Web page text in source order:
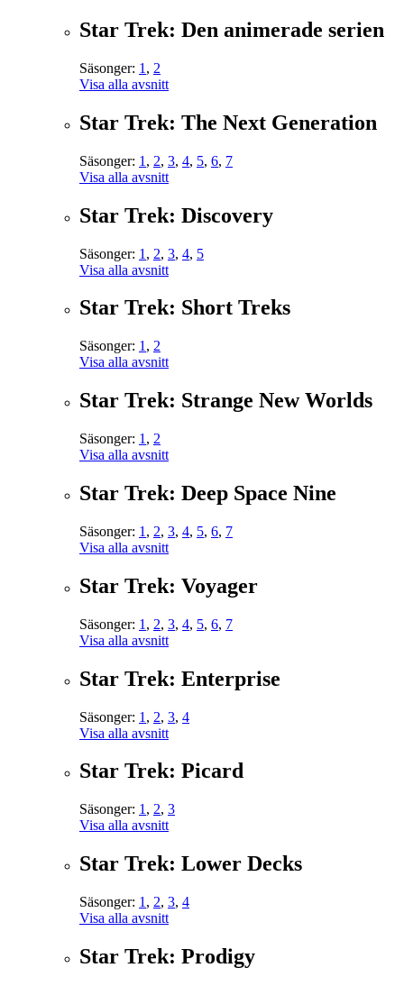
Star Trek: Den animerade serien
Säsonger: 1 , 2
Visa alla avsnitt
Star Trek: The Next Generation
Säsonger: 1 , 2, 3, 4, 5, 6, 7
Visa alla avsnitt
Star Trek: Discovery
Säsonger: 1 , 2, 3, 4, 5
Visa alla avsnitt
Star Trek: Short Treks
Säsonger: 1 , 2
Visa alla avsnitt
Star Trek: Strange New Worlds
Säsonger: 1 , 2
Visa alla avsnitt
Star Trek: Deep Space Nine
Säsonger: 1 , 2, 3, 4, 5, 6, 7
Visa alla avsnitt
Star Trek: Voyager
Säsonger: 1 , 2, 3, 4, 5, 6, 7
Visa alla avsnitt
Star Trek: Enterprise
Säsonger: 1 , 2, 3, 4
Visa alla avsnitt
Star Trek: Picard
Säsonger: 1 , 2, 3
Visa alla avsnitt
Star Trek: Lower Decks
Säsonger: 1 , 2, 3, 4
Visa alla avsnitt
Star Trek: Prodigy